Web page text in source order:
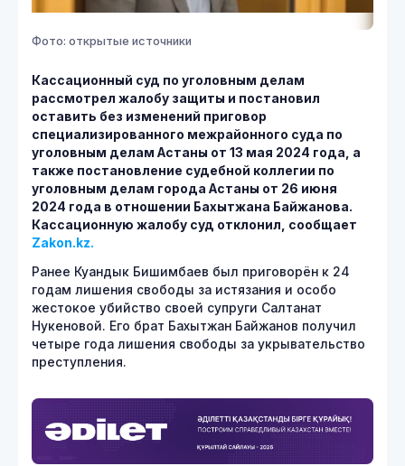
Фото: открытые источники
Кассационный суд по уголовным делам
рассмотрел жалобу защиты и постановил
оставить без изменений приговор
специализированного межрайонного суда по
уголовным делам Астаны от 13 мая 2024 года, а
также постановление судебной коллегии по
уголовным делам города Астаны от 26 июня
2024 года в отношении Бахытжана Байжанова.
Кассационную жалобу суд отклонил, сообщает
Zakon.kz.
Ранее Куандык Бишимбаев был приговорён к 24
годам лишения свободы за истязания и особо
жестокое убийство своей супруги Салтанат
Нукеновой. Его брат Бахытжан Байжанов получил
четыре года лишения свободы за укрывательство
преступления.